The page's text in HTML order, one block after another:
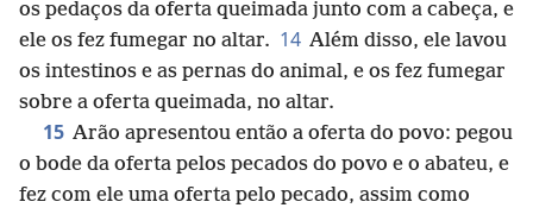
os pedaços da oferta queimada junto com a cabeça, e
ele os fez fumegar no altar. 14 Além disso, ele lavou
os intestinos e as pernas do animal, e os fez fumegar
sobre a oferta queimada, no altar.
15 Arão apresentou então a oferta do povo: pegou
o bode da oferta pelos pecados do povo e o abateu, e
fez com ele uma oferta pelo pecado, assim como